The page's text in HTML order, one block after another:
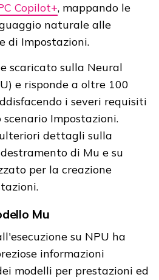
Copilot+, mappando le
naturale alle
di Impostazioni.
scaricato sulla Neural
e risponde a oltre 100
i severi requisiti
Impostazioni.
dettagli sulla
di Mu e su
per la creazione
Mu
su NPU ha
informazioni
modelli per prestazioni ed